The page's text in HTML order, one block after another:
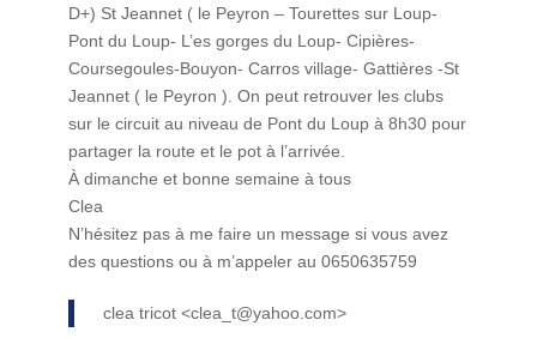
D+) St Jeannet ( le Peyron – Tourettes sur Loup-
Pont du Loup- L’es gorges du Loup- Cipières-
Coursegoules-Bouyon- Carros village- Gattières -St
Jeannet ( le Peyron ). On peut retrouver les clubs
sur le circuit au niveau de Pont du Loup à 8h30 pour
partager la route et le pot à l’arrivée.
À dimanche et bonne semaine à tous
Clea
N’hésitez pas à me faire un message si vous avez
des questions ou à m’appeler au 0650635759
clea tricot <clea_t@yahoo.com>